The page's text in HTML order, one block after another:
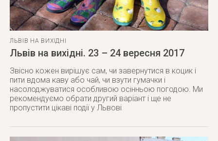
ЛЬВІВ НА ВИХІДНІ
Львів на вихідні. 23 – 24 вересня 2017
Звісно кожен вирішує сам, чи завернутися в коцик і
пити вдома каву або чай, чи взути гумачки і
насолоджуватися особливою осінньою погодою. Ми
рекомендуємо обрати другий варіант і ще не
пропустити цікаві події у Львові